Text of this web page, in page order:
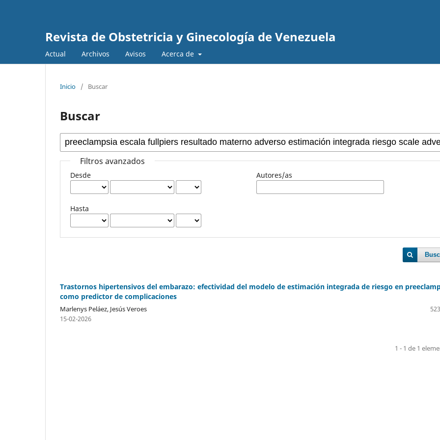
Revista de Obstetricia y Ginecología de Venezuela
Actual Archivos Avisos Acerca de
Inicio / Buscar
Buscar
Filtros avanzados
Desde
Hasta
Autores/as
Trastornos hipertensivos del embarazo: efectividad del modelo de estimación integrada de riesgo en
como predictor de complicaciones
Marlenys Peláez, Jesús Veroes
15-02-2026
1 - 1 de 1